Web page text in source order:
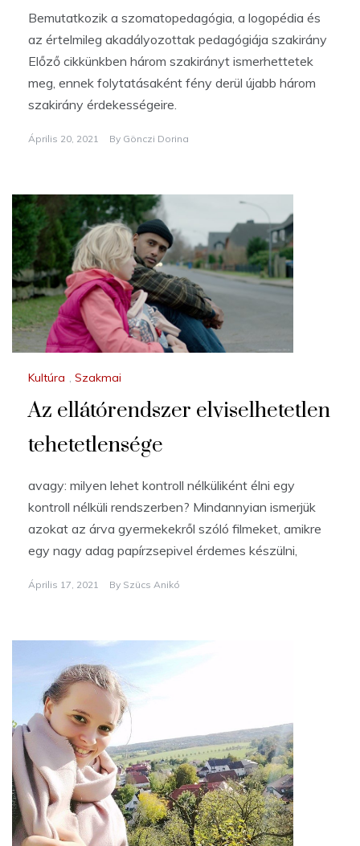
Bemutatkozik a szomatopedagógia, a logopédia és
az értelmileg akadályozottak pedagógiája szakirány
Előző cikkünkben három szakirányt ismerhettetek
meg, ennek folytatásaként fény derül újabb három
szakirány érdekességeire.
Április 20, 2021 By Gönczi Dorina
Kultúra , Szakmai
Az ellátórendszer elviselhetetlen
tehetetlensége
avagy: milyen lehet kontroll nélküliként élni egy
kontroll nélküli rendszerben? Mindannyian ismerjük
azokat az árva gyermekekről szóló filmeket, amikre
egy nagy adag papírzsepivel érdemes készülni,
Április 17, 2021 By Szücs Anikó